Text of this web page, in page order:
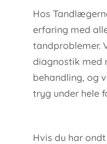
Hos
erfaring med
tandproblemer.
diagnostik med
behandling, og
tryg under hele
Hvis du har